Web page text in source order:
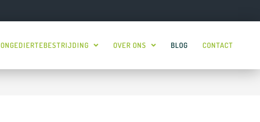
ONGEDIERTEBESTRIJDING OVER ONS BLOG CONTACT